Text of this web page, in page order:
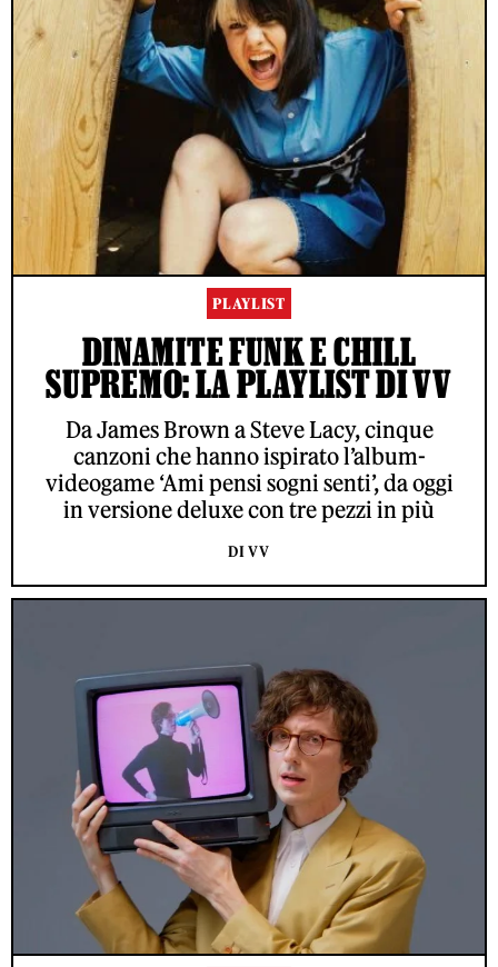
PLAYLIST
DINAMITE FUNK E CHILL
SUPREMO: LA PLAYLIST DI VV
Da James Brown a Steve Lacy, cinque
canzoni che hanno ispirato l’album-
videogame ‘Ami pensi sogni senti’, da oggi
in versione deluxe con tre pezzi in più
DI VV